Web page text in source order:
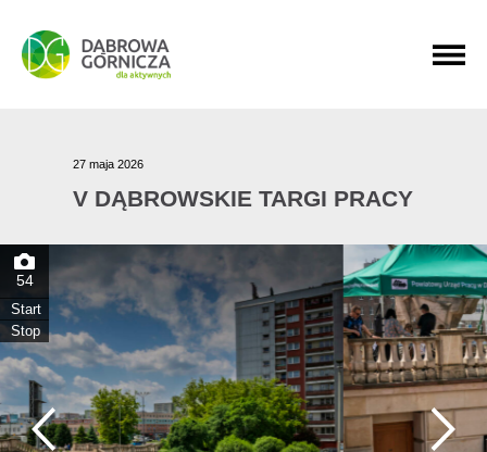
PRZEJDŹ DO MENU GŁÓWNEGO
PRZEJDŹ DO WYSZUKIWARKI
PRZEJDŹ DO TREŚCI
27 maja 2026
V DĄBROWSKIE TARGI PRACY
54
Start
Stop